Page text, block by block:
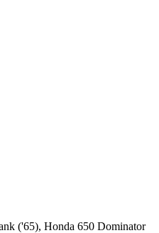
('65), Honda 650 Dominator